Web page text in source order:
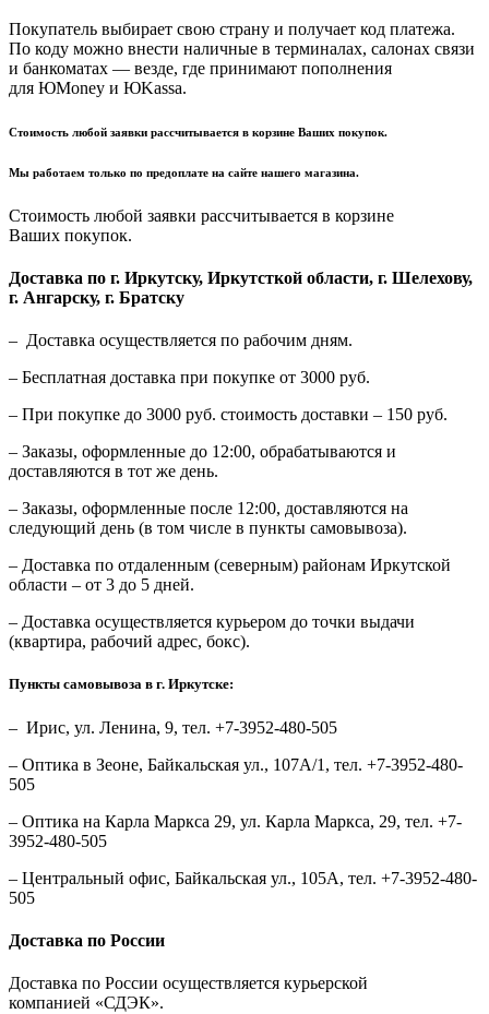
Покупатель выбирает свою страну и получает код платежа.
По коду можно внести наличные в терминалах, салонах связи
и банкоматах — везде, где принимают пополнения
для ЮMoney и ЮKassa.
Стоимость любой заявки рассчитывается в корзине Ваших покупок.
Мы работаем только по предоплате на сайте нашего магазина.
Стоимость любой заявки рассчитывается в корзине
Ваших покупок.
Доставка по г. Иркутску, Иркутсткой области, г. Шелехову,
г. Ангарску, г. Братску
– Доставка осуществляется по рабочим дням.
– Бесплатная доставка при покупке от 3000 руб.
– При покупке до 3000 руб. стоимость доставки – 150 руб.
– Заказы, оформленные до 12:00, обрабатываются и
доставляются в тот же день.
– Заказы, оформленные после 12:00, доставляются на
следующий день (в том числе в пункты самовывоза).
– Доставка по отдаленным (северным) районам Иркутской
области – от 3 до 5 дней.
– Доставка осуществляется курьером до точки выдачи
(квартира, рабочий адрес, бокс).
Пункты самовывоза в г. Иркутске:
– Ирис, ул. Ленина, 9, тел. +7-3952-480-505
– Оптика в Зеоне, Байкальская ул., 107А/1, тел. +7-3952-480-
505
– Оптика на Карла Маркса 29, ул. Карла Маркса, 29, тел. +7-
3952-480-505
– Центральный офис, Байкальская ул., 105А, тел. +7-3952-480-
505
Доставка по России
Доставка по России осуществляется курьерской
компанией «СДЭК».